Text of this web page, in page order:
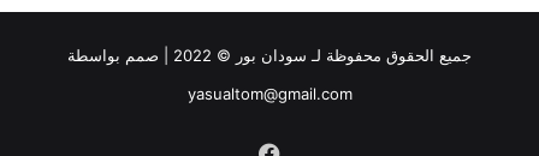
جميع الحقوق محفوظة لـ سودان بور © 2022 | صمم بواسطة
yasualtom@gmail.com